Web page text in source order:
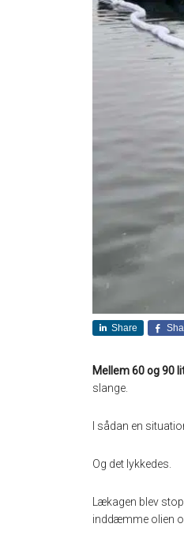
Share
Mellem 60 og 90
slange.
I sådan en
Og det lykkedes.
Lækagen blev
inddæmme olien